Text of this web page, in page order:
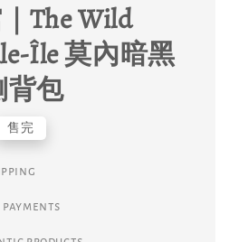
The Wild
Île 莫內暗黑
背包
售完